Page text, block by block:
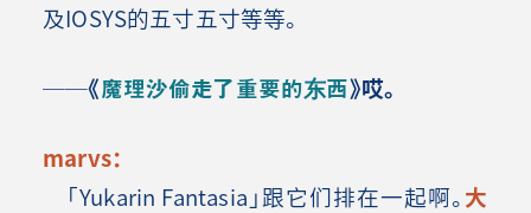
及IOSYS的五寸五寸等等。
──《魔理沙偷走了重要的东西》哎。
marvs：
「Yukarin Fantasia」跟它们排在一起啊。大